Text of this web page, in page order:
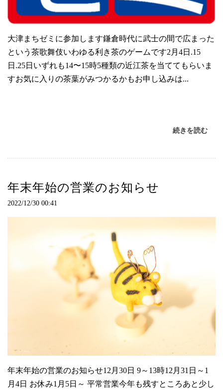
大津まちゼミに参加します鎌倉時代に武士の間で広まった
という茶歌舞伎いわゆる利き茶のゲームです2月4日.15
日.25日いずれも14〜15時5種類の近江茶を当ててもらいま
すお気に入りの茶葉がみつかるかもお申し込みは...
続きを読む
年末年始の営業のお知らせ
2022/12/30 00:41
年末年始の営業のお知らせ12月30日 9～13時12月31日～1
月4日 お休み1月5日～ 平常営業今年も残すところあと少し